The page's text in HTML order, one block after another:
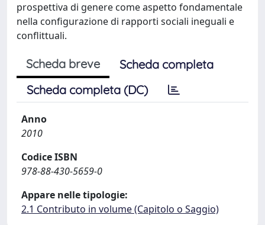
prospettiva di genere come aspetto fondamentale
nella configurazione di rapporti sociali ineguali e
conflittuali.
Scheda breve
Scheda completa
Scheda completa (DC)
Anno
2010
Codice ISBN
978-88-430-5659-0
Appare nelle tipologie:
2.1 Contributo in volume (Capitolo o Saggio)